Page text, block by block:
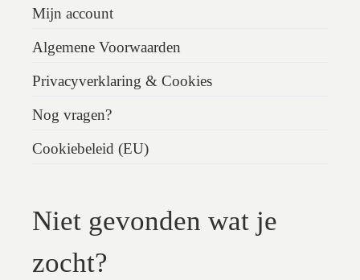
Mijn account
Algemene Voorwaarden
Privacyverklaring & Cookies
Nog vragen?
Cookiebeleid (EU)
Niet gevonden wat je
zocht?